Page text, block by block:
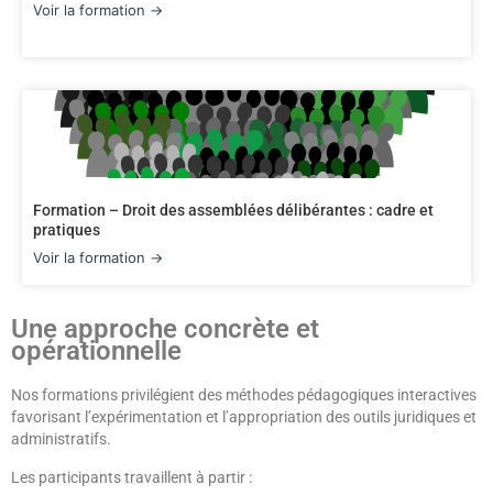
Voir la formation →
Formation – Droit des assemblées délibérantes : cadre et
pratiques
Voir la formation →
Une approche concrète et
opérationnelle
Nos formations privilégient des méthodes pédagogiques interactives
favorisant l’expérimentation et l’appropriation des outils juridiques et
administratifs.
Les participants travaillent à partir :